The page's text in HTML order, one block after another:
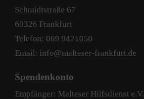
Schmidtstraße 67
60326 Frankfurt
Telefon: 069 9421050
Email: info@malteser-frankfurt.de
Spendenkonto
Empfänger: Malteser Hilfsdienst e.V.